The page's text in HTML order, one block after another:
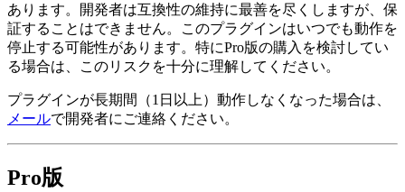
あります。開発者は互換性の維持に最善を尽くしますが、保
証することはできません。このプラグインはいつでも動作を
停止する可能性があります。特にPro版の購入を検討してい
る場合は、このリスクを十分に理解してください。
プラグインが長期間（1日以上）動作しなくなった場合は、
メールで開発者にご連絡ください。
Pro版